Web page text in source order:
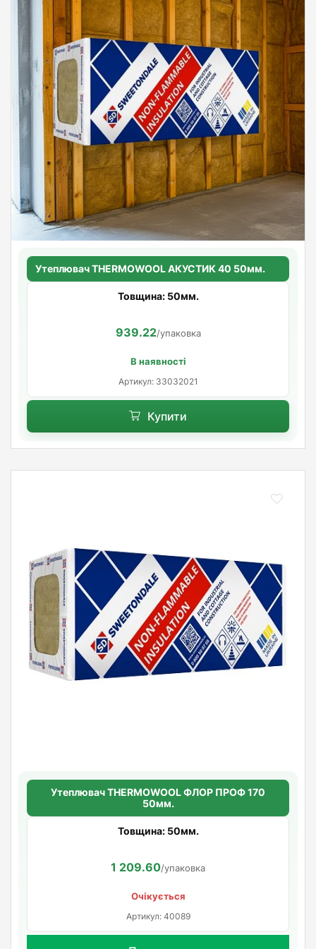
Утеплювач THERMOWOOL АКУСТИК 40 50мм.
Товщина: 50мм.
939.22/упаковка
В наявності
Артикул: 33032021
Купити
Утеплювач THERMOWOOL ФЛОР ПРОФ 170
50мм.
Товщина: 50мм.
1 209.60/упаковка
Очікується
Артикул: 40089